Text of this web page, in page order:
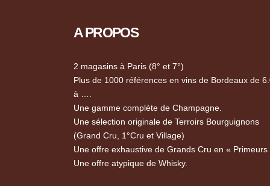
A PROPOS
2 magasins à Paris (8° et 7°)
Plus de 1000 références en vins de Bordeaux de
à ….
Une gamme complète de Champagne.
Une sélection originale de Terroirs Bourguignons
(Grand Cru, 1°Cru et Village)
Une offre exhaustive de Grands Cru en « Primeurs
Une offre atypique de Whisky.